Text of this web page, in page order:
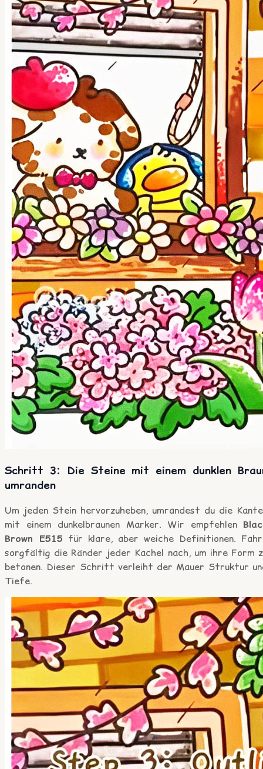
Schritt 3: Die Steine mit einem dunklen
umranden
Um jeden Stein hervorzuheben, umrandest du die
mit einem dunkelbraunen Marker. Wir empfehlen
Brown E515 für klare, aber weiche Definitionen.
sorgfältig die Ränder jeder Kachel nach, um ihre Form
betonen. Dieser Schritt verleiht der Mauer Struktur
Tiefe.